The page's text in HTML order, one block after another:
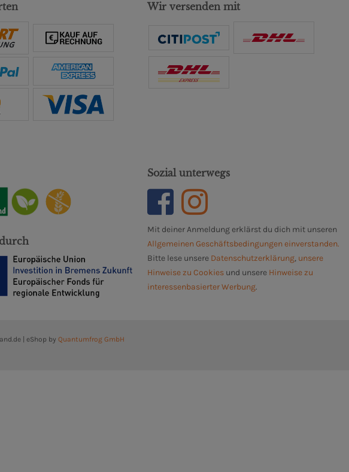
Wir versenden mit
Sozial unterwegs
Mit deiner Anmeldung erklärst du dich mit unseren
Allgemeinen Geschäftsbedingungen einverstanden.
Bitte lese unsere Datenschutzerklärung, unsere
Hinweise zu Cookies und unsere Hinweise zu
interessenbasierter Werbung.
| eShop by Quantumfrog GmbH